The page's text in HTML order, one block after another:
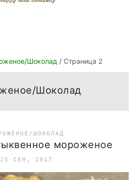
Шоколад / Страница 2
Шоколад
ШОКОЛАД
мороженое
25 СЕН, 2017